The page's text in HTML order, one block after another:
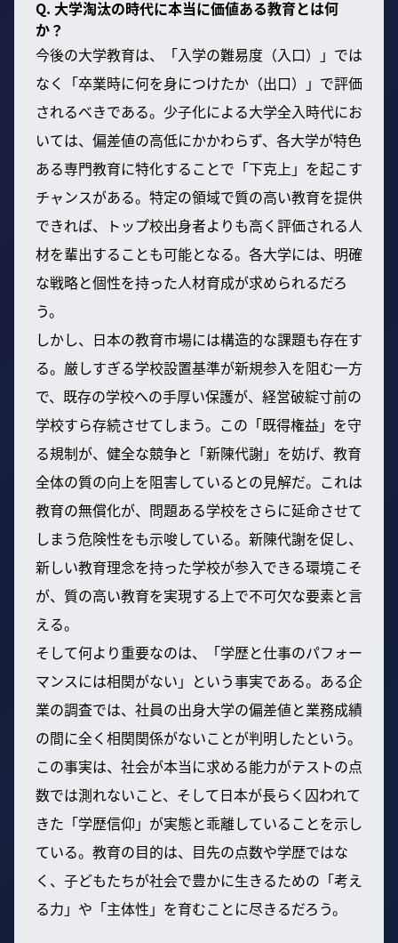
Q. 大学淘汰の時代に本当に価値ある教育とは何
か？
今後の大学教育は、「入学の難易度（入口）」では
なく「卒業時に何を身につけたか（出口）」で評価
されるべきである。少子化による大学全入時代にお
いては、偏差値の高低にかかわらず、各大学が特色
ある専門教育に特化することで「下克上」を起こす
チャンスがある。特定の領域で質の高い教育を提供
できれば、トップ校出身者よりも高く評価される人
材を輩出することも可能となる。各大学には、明確
な戦略と個性を持った人材育成が求められるだろ
う。
しかし、日本の教育市場には構造的な課題も存在す
る。厳しすぎる学校設置基準が新規参入を阻む一方
で、既存の学校への手厚い保護が、経営破綻寸前の
学校すら存続させてしまう。この「既得権益」を守
る規制が、健全な競争と「新陳代謝」を妨げ、教育
全体の質の向上を阻害しているとの見解だ。これは
教育の無償化が、問題ある学校をさらに延命させて
しまう危険性をも示唆している。新陳代謝を促し、
新しい教育理念を持った学校が参入できる環境こそ
が、質の高い教育を実現する上で不可欠な要素と言
える。
そして何より重要なのは、「学歴と仕事のパフォー
マンスには相関がない」という事実である。ある企
業の調査では、社員の出身大学の偏差値と業務成績
の間に全く相関関係がないことが判明したという。
この事実は、社会が本当に求める能力がテストの点
数では測れないこと、そして日本が長らく囚われて
きた「学歴信仰」が実態と乖離していることを示し
ている。教育の目的は、目先の点数や学歴ではな
く、子どもたちが社会で豊かに生きるための「考え
る力」や「主体性」を育むことに尽きるだろう。